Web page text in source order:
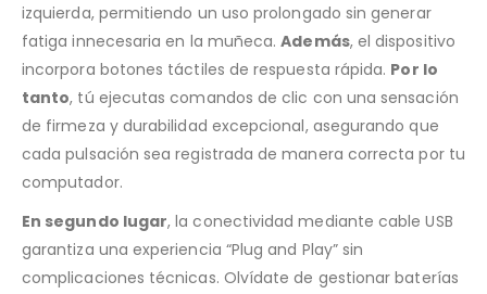
izquierda, permitiendo un uso prolongado sin generar
fatiga innecesaria en la muñeca.Además, el dispositivo
incorpora botones táctiles de respuesta rápida. Por lo
tanto, tú ejecutas comandos de clic con una sensación
de firmeza y durabilidad excepcional, asegurando que
cada pulsación sea registrada de manera correcta por tu
computador.
En segundo lugar, la conectividad mediante cable USB
garantiza una experiencia “Plug and Play” sin
complicaciones técnicas. Olvídate de gestionar baterías